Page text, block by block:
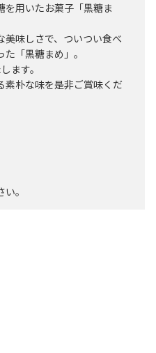
を用いたお菓子「黒糖ま
味しさで、ついつい食べ
「黒糖まめ」。
ます。
素朴な味を是非ご賞味くだ
。